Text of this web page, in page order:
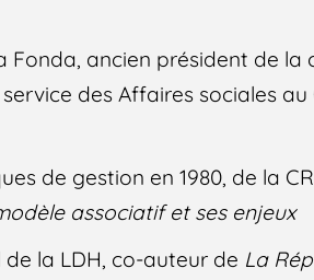
Fonda, ancien président de la
des Affaires sociales
de gestion en 1980, de la
associatif et ses enjeux
la LDH, co-auteur de La